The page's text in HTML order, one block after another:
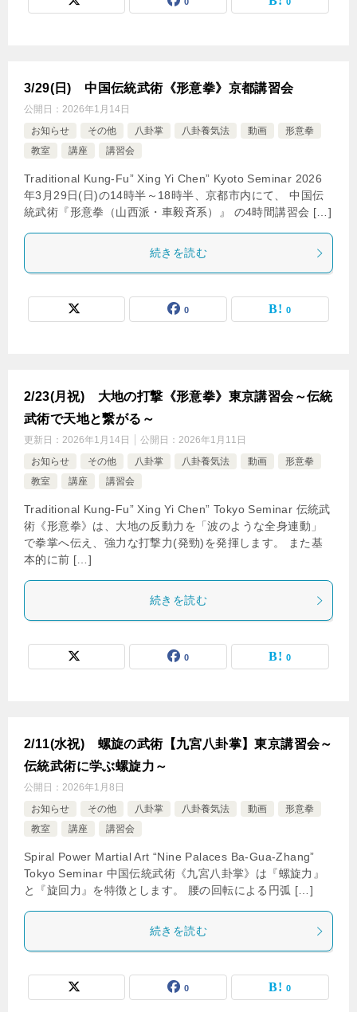
3/29(日) 中国伝統武術《形意拳》京都講習会
公開日： 2026年1月14日
お知らせ
その他 八卦掌 八卦養気法 動画
形意拳
教室
講座 講習会
Traditional Kung-Fu” Xing Yi Chen” Kyoto Seminar 2026
年3月29日(日)の14時半～18時半、京都市内にて、 中国伝
統武術『形意拳（山西派・車毅斉系）』 の4時間講習会 […]
続きを読む
0 0
2/23(月祝) 大地の打撃《形意拳》東京講習会～伝統
武術で天地と繋がる～
更新日： 2026年1月14日 公開日： 2026年1月11日
お知らせ
その他 八卦掌 八卦養気法 動画
形意拳
教室
講座 講習会
Traditional Kung-Fu” Xing Yi Chen” Tokyo Seminar 伝統武
術《形意拳》は、大地の反動力を「波のような全身連動」
で拳掌へ伝え、強力な打撃力(発勁)を発揮します。 また基
本的に前 […]
続きを読む
0 0
2/11(水祝) 螺旋の武術【九宮八卦掌】東京講習会～
伝統武術に学ぶ螺旋力～
公開日： 2026年1月8日
お知らせ
その他 八卦掌 八卦養気法 動画
形意拳
教室
講座 講習会
Spiral Power Martial Art “Nine Palaces Ba-Gua-Zhang”
Tokyo Seminar 中国伝統武術《九宮八卦掌》は『螺旋力』
と『旋回力』を特徴とします。 腰の回転による円弧 […]
続きを読む
0 0